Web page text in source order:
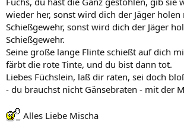
wieder her, sonst wird dich der Jäger
Schießgewehr, sonst wird dich der Jäger
Schießgewehr.
Seine große lange Flinte schießt auf dich
färbt die rote Tinte, und du bist dann tot.
Liebes Füchslein, laß dir raten, sei doch
- du brauchst nicht Gänsebraten - mit der
Alles Liebe Mischa